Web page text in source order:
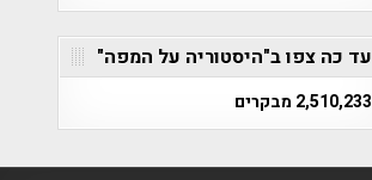
עד כה צפו ב"היסטוריה על המפה"
2,510,233 מבקרים